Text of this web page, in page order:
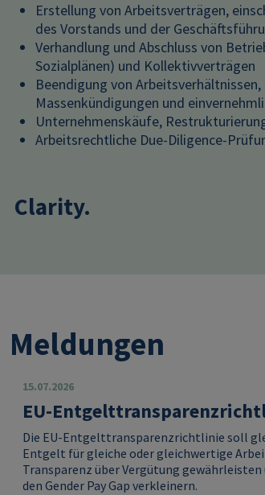
Erstellung von Arbeitsverträgen,
des Vorstands und der
Verhandlung und Abschluss von
Sozialplänen) und Kollektivverträgen
Beendigung von
Massenkündigungen und
Unternehmenskäufe,
Arbeitsrechtliche Due-Diligence-
Clarity.
Meldungen
15.07.2026
EU-
Die EU-Entgelttransparenzrichtlinie soll
Entgelt für gleiche oder gleichwertige
Transparenz über Vergütung gewährleisten
den Gender Pay Gap verkleinern.